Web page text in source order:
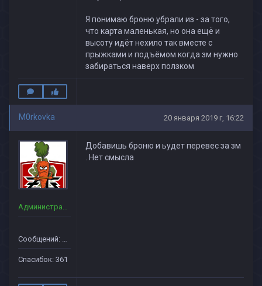
Я понимаю броню убрали из - за того,
что карта маленькая, но она ещё и
высоту идёт нехило так вместе с
прыжками и подъёмом когда зм нужно
забираться наверх ползком
M0rkovka 20 января 2019 г, 16:22
Администраторы
Сообщений: 160
Спасибок: 361
Добавишь броню и ьудет перевес за зм
. Нет смысла